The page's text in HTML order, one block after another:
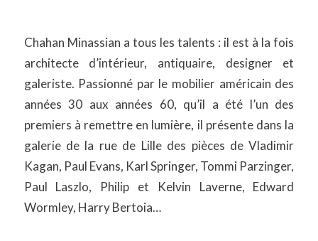
Chahan Minassian a tous les talents : il est à la fois
architecte d’intérieur, antiquaire, designer et
galeriste. Passionné par le mobilier américain des
années 30 aux années 60, qu’il a été l’un des
premiers à remettre en lumière, il présente dans la
galerie de la rue de Lille des pièces de Vladimir
Kagan, Paul Evans, Karl Springer, Tommi Parzinger,
Paul Laszlo, Philip et Kelvin Laverne, Edward
Wormley, Harry Bertoia…